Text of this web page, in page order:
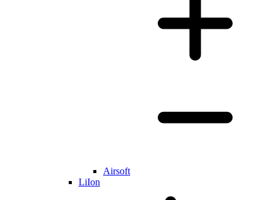
Airsoft
LiIon